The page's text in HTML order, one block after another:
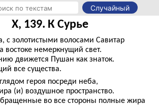
Случайный
X, 139. К Сурье
с золотистыми волосами Савитар
востоке немеркнущий свет.
движется Пушан как знаток.
все существа.
героя посреди неба,
(и) воздушное пространство.
во все стороны полные жира